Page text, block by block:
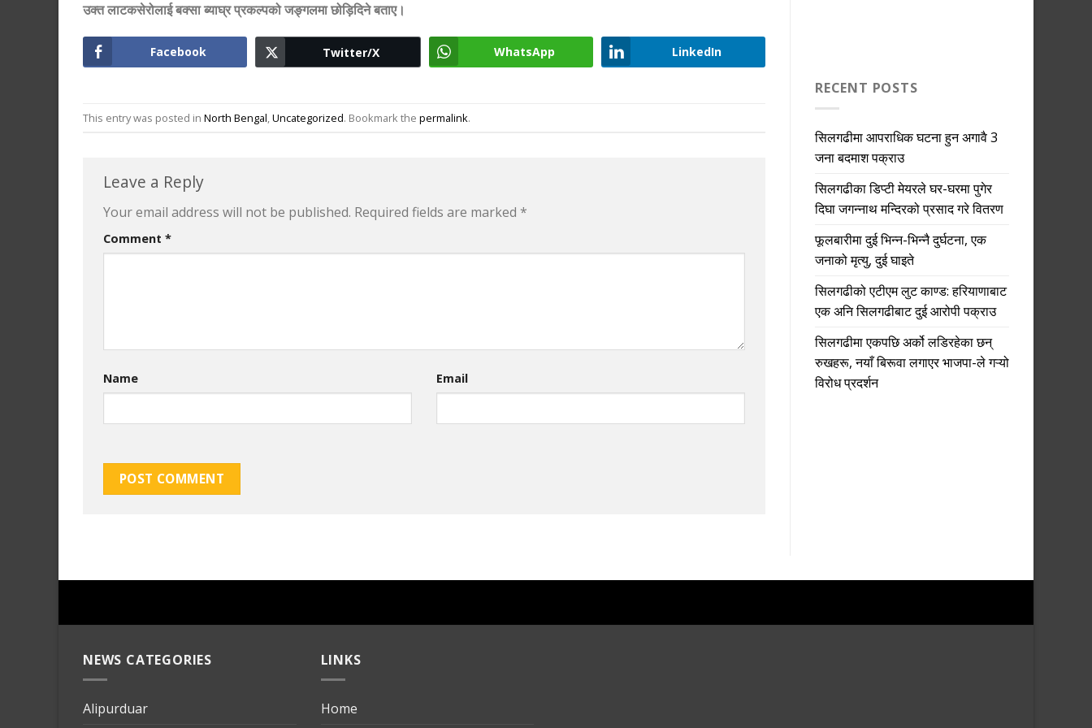
उक्त लाटकसेरोलाई बक्सा ब्याघ्र प्रकल्पको जङ्गलमा छोड़िदिने बताए।
Facebook Twitter/X WhatsApp LinkedIn
This entry was posted in North Bengal,Uncategorized. Bookmark the permalink.
Leave a Reply
Your email address will not be published. Required fields are marked *
Comment *
Name Email
RECENT POSTS
सिलगढीमा आपराधिक घटना हुन अगावै 3
जना बदमाश पक्राउ
सिलगढीका डिप्टी मेयरले घर-घरमा पुगेर
दिघा जगन्नाथ मन्दिरको प्रसाद गरे वितरण
फूलबारीमा दुई भिन्न-भिन्नै दुर्घटना, एक
जनाको मृत्यु, दुई घाइते
सिलगढीको एटीएम लुट काण्ड: हरियाणाबाट
एक अनि सिलगढीबाट दुई आरोपी पक्राउ
सिलगढीमा एकपछि अर्को लडिरहेका छन्
रुखहरू, नयाँ बिरूवा लगाएर भाजपा-ले गऱ्यो
विरोध प्रदर्शन
NEWS CATEGORIES
Alipurduar
LINKS
Home